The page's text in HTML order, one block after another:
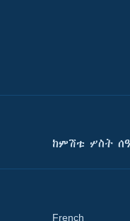
ከምሽቱ ሦስት
French